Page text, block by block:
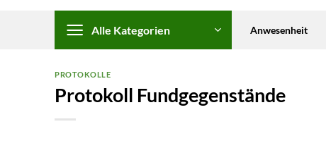
Alle Kategorien Anwesenheit
PROTOKOLLE
Protokoll Fundgegenstände